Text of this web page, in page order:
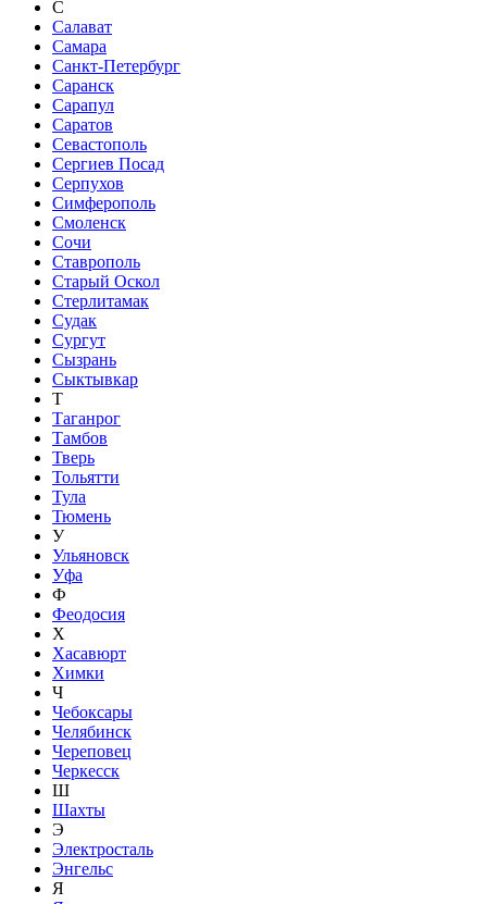
С
Салават
Самара
Санкт-Петербург
Саранск
Сарапул
Саратов
Севастополь
Сергиев Посад
Серпухов
Симферополь
Смоленск
Сочи
Ставрополь
Старый Оскол
Стерлитамак
Судак
Сургут
Сызрань
Сыктывкар
Т
Таганрог
Тамбов
Тверь
Тольятти
Тула
Тюмень
У
Ульяновск
Уфа
Ф
Феодосия
Х
Хасавюрт
Химки
Ч
Чебоксары
Челябинск
Череповец
Черкесск
Ш
Шахты
Э
Электросталь
Энгельс
Я